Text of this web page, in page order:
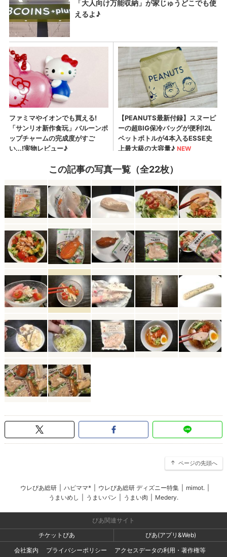
この記事の写真一覧（全22枚）
ページの先頭へ
ウレぴあ総研 ハピママ* ウレぴあ総研 ディズニー特集 mimot.
うまいめし
うまいパン うまい肉 Medery.
ぴあ関連サイト
チケットぴあ
ぴあ(アプリ&Web)
会社案内
プライバシーポリシー アクセスデータの利用・著作権等